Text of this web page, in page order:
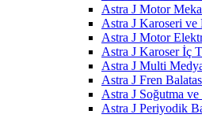
Astra J Motor
Astra J Karoseri
Astra J Motor
Astra J Karoser İç
Astra J Multi
Astra J Fren
Astra J Soğutma
Astra J Periyodik